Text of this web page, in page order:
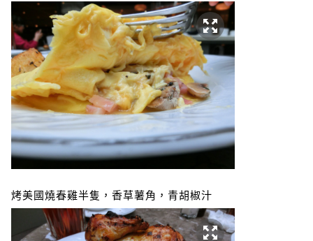
烤美國燒春雞半隻，香草薯角，青胡椒汁